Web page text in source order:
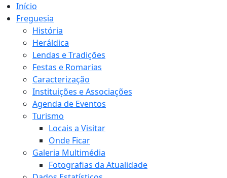
Início
Freguesia
História
Heráldica
Lendas e Tradições
Festas e Romarias
Caracterização
Instituições e Associações
Agenda de Eventos
Turismo
Locais a Visitar
Onde Ficar
Galeria Multimédia
Fotografias da Atualidade